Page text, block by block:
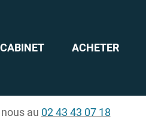
ACHETER
au 02 43 43 07 18